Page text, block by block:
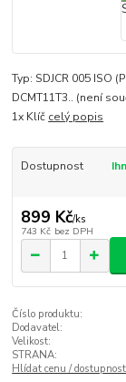
Typ: SDJCR 005 ISO
DCMT11T3.. (není
1x Klíč celý popis
Dostupnost
899 Kč/ks
743 Kč bez DPH
Číslo produktu:
Dodavatel:
Velikost:
STRANA:
Hlídat cenu / dostupnost